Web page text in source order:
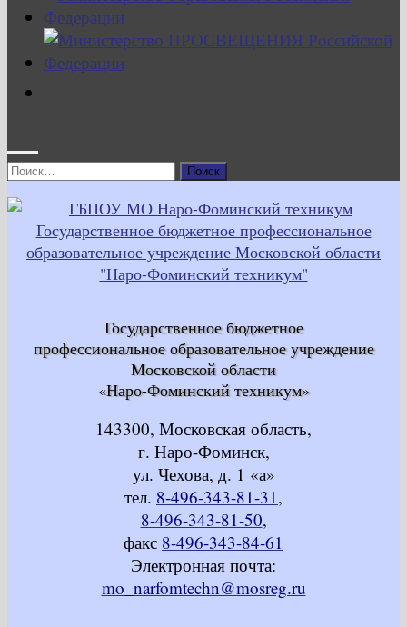
Найти:
Государственное бюджетное
профессиональное образовательное учреждение
Московской области
«Наро-Фоминский техникум»
143300, Московская область,
г. Наро-Фоминск,
ул. Чехова, д. 1 «а»
тел. 8-496-343-81-31,
8-496-343-81-50,
факс 8-496-343-84-61
Электронная почта:
mo_narfomtechn@mosreg.ru